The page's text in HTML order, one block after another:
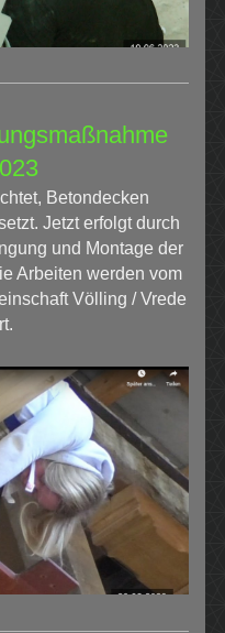
Betondecken
Jetzt erfolgt durch
und Montage der
Arbeiten werden vom
Völling / Vrede